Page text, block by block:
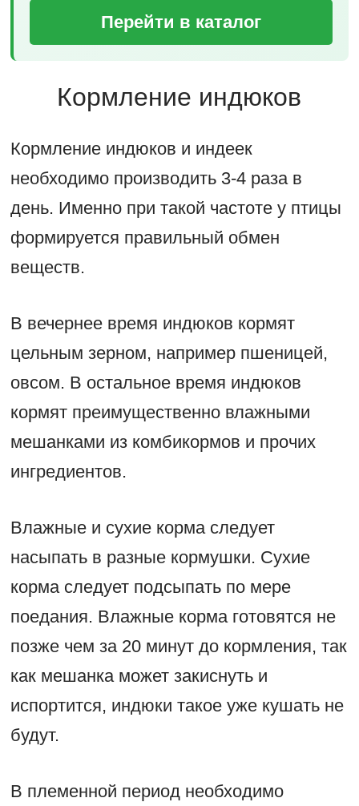
Перейти в каталог
Кормление индюков
Кормление индюков и индеек
необходимо производить 3-4 раза в
день. Именно при такой частоте у птицы
формируется правильный обмен
веществ.
В вечернее время индюков кормят
цельным зерном, например пшеницей,
овсом. В остальное время индюков
кормят преимущественно влажными
мешанками из комбикормов и прочих
ингредиентов.
Влажные и сухие корма следует
насыпать в разные кормушки. Сухие
корма следует подсыпать по мере
поедания. Влажные корма готовятся не
позже чем за 20 минут до кормления, так
как мешанка может закиснуть и
испортится, индюки такое уже кушать не
будут.
В племенной период необходимо